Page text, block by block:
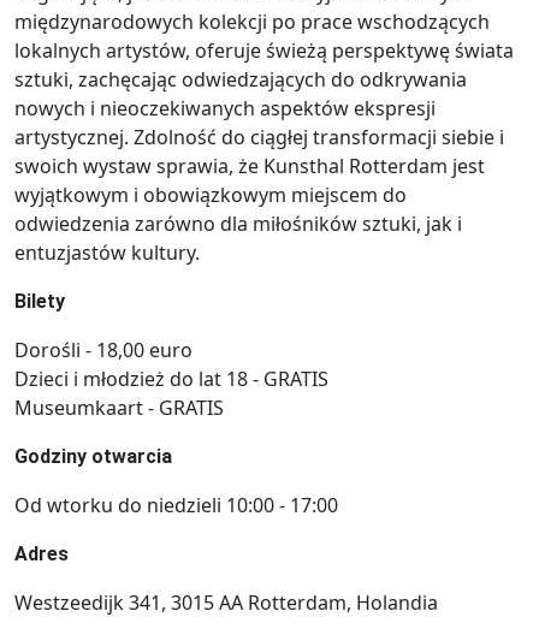
międzynarodowych kolekcji po prace wschodzących
lokalnych artystów, oferuje świeżą perspektywę świata
sztuki, zachęcając odwiedzających do odkrywania
nowych i nieoczekiwanych aspektów ekspresji
artystycznej. Zdolność do ciągłej transformacji siebie i
swoich wystaw sprawia, że ​​Kunsthal Rotterdam jest
wyjątkowym i obowiązkowym miejscem do
odwiedzenia zarówno dla miłośników sztuki, jak i
entuzjastów kultury.
Bilety
Dorośli - 18,00 euro
Dzieci i młodzież do lat 18 - GRATIS
Museumkaart - GRATIS
Godziny otwarcia
Od wtorku do niedzieli 10:00 - 17:00
Adres
Westzeedijk 341, 3015 AA Rotterdam, Holandia